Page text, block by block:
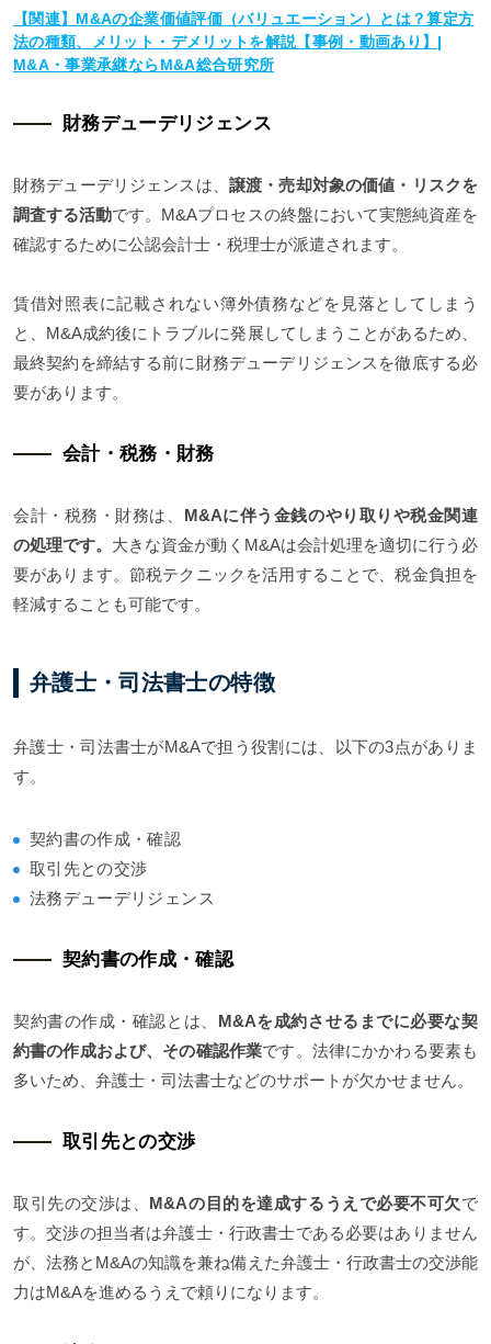
【関連】M&Aの企業価値評価（バリュエーション）とは？算定方
法の種類、メリット・デメリットを解説【事例・動画あり】|
M&A・事業承継ならM&A総合研究所
財務デューデリジェンス
財務デューデリジェンスは、 譲渡・売却対象の価値・リスクを
調査する活動です。M&Aプロセスの終盤において実態純資産を
確認するために公認会計士・税理士が派遣されます。
賃借対照表に記載されない簿外債務などを見落としてしまう
と、M&A成約後にトラブルに発展してしまうことがあるため、
最終契約を締結する前に財務デューデリジェンスを徹底する必
要があります。
会計・税務・財務
会計・税務・財務は、 M&Aに伴う金銭のやり取りや税金関連
の処理です。 大きな資金が動くM&Aは会計処理を適切に行う必
要があります。節税テクニックを活用することで、税金負担を
軽減することも可能です。
弁護士・司法書士の特徴
弁護士・司法書士がM&Aで担う役割には、以下の3点がありま
す。
契約書の作成・確認
取引先との交渉
法務デューデリジェンス
契約書の作成・確認
契約書の作成・確認とは、 M&Aを成約させるまでに必要な契
約書の作成および、その確認作業です。法律にかかわる要素も
多いため、弁護士・司法書士などのサポートが欠かせません。
取引先との交渉
取引先の交渉は、 M&Aの目的を達成するうえで必要不可欠で
す。交渉の担当者は弁護士・行政書士である必要はありません
が、法務とM&Aの知識を兼ね備えた弁護士・行政書士の交渉能
力はM&Aを進めるうえで頼りになります。